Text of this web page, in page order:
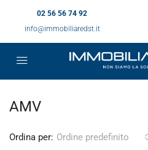
02 56 56 74 92
info@immobiliaredst.it
AMV
Ordina per: Ordine predefinito